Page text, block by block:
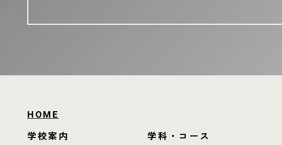
HOME
学校案内
学科・コース